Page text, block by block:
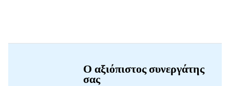
Ο αξιόπιστος συνεργάτης
σας